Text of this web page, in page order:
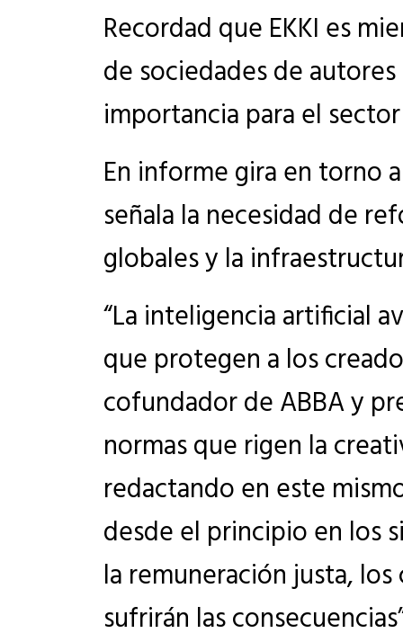
Recordad que EKKI es
de sociedades de
importancia para el
En informe gira en torno
señala la necesidad de
globales y la
“La inteligencia artificial
que protegen a los
cofundador de ABBA y
normas que rigen la
redactando en este
desde el principio en los
la remuneración justa,
sufrirán las